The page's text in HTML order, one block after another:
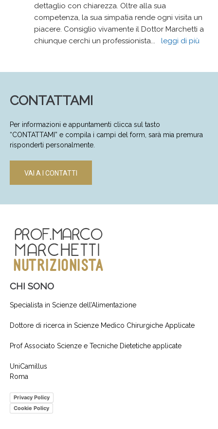
dettaglio con chiarezza. Oltre alla sua
competenza, la sua simpatia rende ogni visita un
piacere. Consiglio vivamente il Dottor Marchetti a
chiunque cerchi un professionista... leggi di più
CONTATTAMI
Per informazioni e appuntamenti clicca sul tasto
“CONTATTAMI” e compila i campi del form, sarà mia premura
risponderti personalmente.
VAI A I CONTATTI
CHI SONO
Specialista in Scienze dell’Alimentazione
Dottore di ricerca in Scienze Medico Chirurgiche Applicate
Prof Associato Scienze e Tecniche Dietetiche applicate
UniCamillus
Roma
Privacy Policy
Cookie Policy